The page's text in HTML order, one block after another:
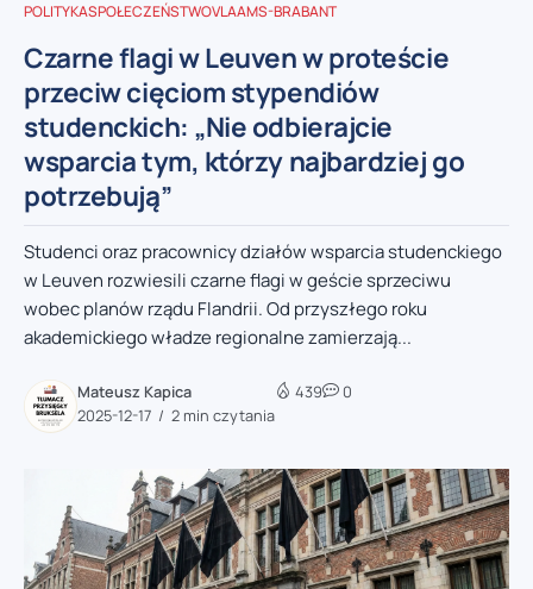
POLITYKASPOŁECZEŃSTWOVLAAMS-BRABANT
Czarne flagi w Leuven w proteście
przeciw cięciom stypendiów
studenckich: „Nie odbierajcie
wsparcia tym, którzy najbardziej go
potrzebują”
Studenci oraz pracownicy działów wsparcia studenckiego
w Leuven rozwiesili czarne flagi w geście sprzeciwu
wobec planów rządu Flandrii. Od przyszłego roku
akademickiego władze regionalne zamierzają...
Mateusz Kapica
2025-12-17
2 min czytania
439 0